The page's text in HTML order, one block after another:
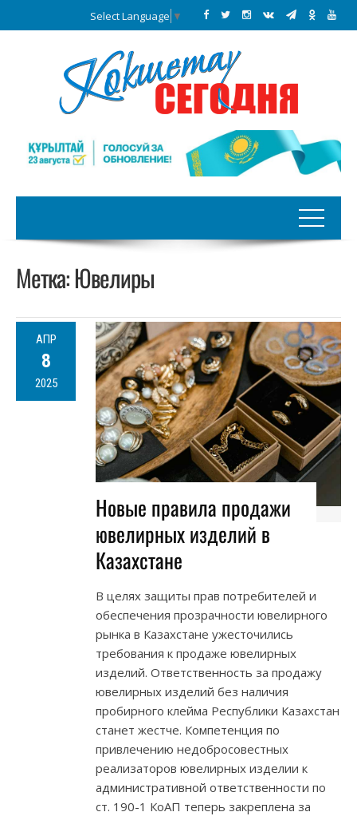
Select Language ▼
Метка:Ювелиры
АПР
8
2025
Новые правила продажи
ювелирных изделий в
Казахстане
В целях защиты прав потребителей и
обеспечения прозрачности ювелирного
рынка в Казахстане ужесточились
требования к продаже ювелирных
изделий. Ответственность за продажу
ювелирных изделий без наличия
пробирного клейма Республики Казахстан
станет жестче. Компетенция по
привлечению недобросовестных
реализаторов ювелирных изделии к
административной ответственности по
ст. 190-1 КоАП теперь закреплена за